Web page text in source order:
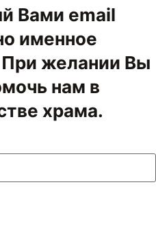
Вами email
именное
При желании Вы
нам в
храма.